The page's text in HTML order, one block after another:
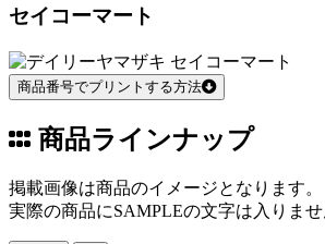
セイコーマート
商品番号でプリントする方法
商品ラインナップ
掲載画像は商品のイメージとなります。
実際の商品にSAMPLEの文字は入りませ